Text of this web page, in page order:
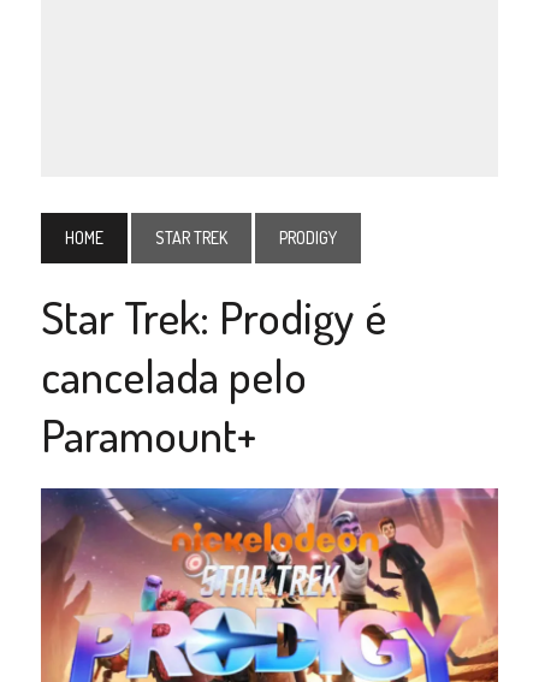
HOME STAR TREK PRODIGY
Star Trek: Prodigy é
cancelada pelo
Paramount+